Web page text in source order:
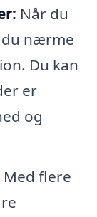
Når du
nærme
Du kan
er
og
Med flere